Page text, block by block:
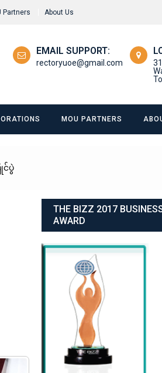
Partners About Us
EMAIL SUPPORT:
rectoryuoe@gmail.com
MOU PARTNERS
င်ပွဲ
THE BIZZ 2017
AWARD